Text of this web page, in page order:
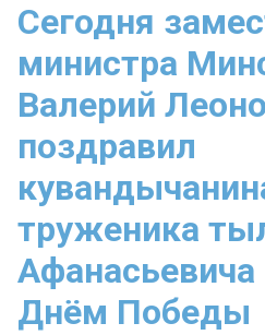
Сегодня
министра
Валерий
поздравил
труженика
Афанасьевича
Днём Победы